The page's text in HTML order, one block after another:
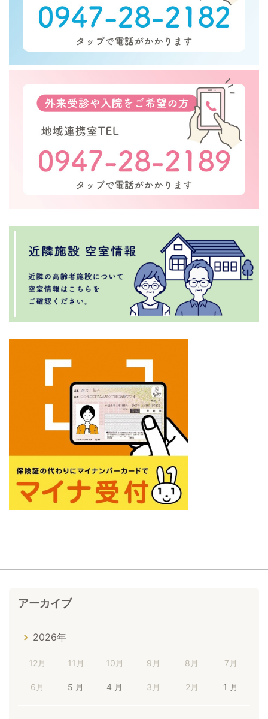
アーカイブ
2026年
12月 11月 10月 9月 8月 7月
6月 5 月 4 月 3月 2月 1 月